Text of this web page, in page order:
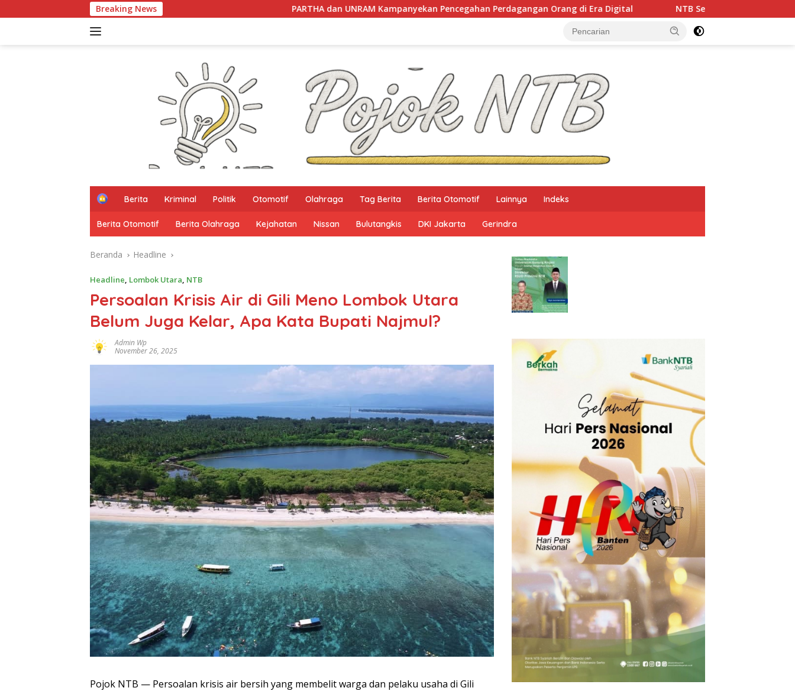
ke
Breaking News PARTHA dan UNRAM Kampanyekan Pencegahan Perdagangan Orang di Era Digital NTB Selangkah Lagi Terapkan Sistem
H
m
e
Berita Kriminal Politik Otomotif Olahraga Tag Berita Berita Otomotif Lainnya Indeks
Berita Otomotif Berita Olahraga Kejahatan Nissan Bulutangkis DKI Jakarta Gerindra
Beranda Headline
Headline, Lombok Utara, NTB
Persoalan Krisis Air di Gili Meno Lombok Utara
Belum Juga Kelar, Apa Kata Bupati Najmul?
Admin Wp
November 26, 2025
Pojok NTB — Persoalan krisis air bersih yang membelit warga dan pelaku usaha di Gili